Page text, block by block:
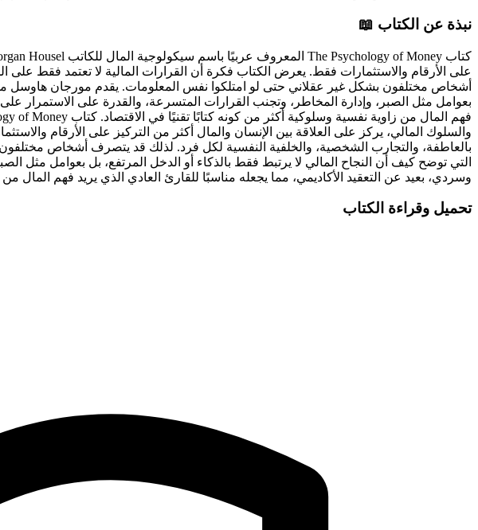
نبذة عن الكتاب 📖
على الأرقام والاستثمارات فقط. يعرض الكتاب فكرة أن القرارات المالية لا تعتمد فقط على
أشخاص مختلفون بشكل غير عقلاني حتى لو امتلكوا نفس المعلومات. يقدم مورجان هاوسل
بعوامل مثل الصبر، وإدارة المخاطر، وتجنب القرارات المتسرعة، والقدرة على الاستمرار
فهم المال من زاوية نفسية وسلوكية أكثر من كونه كتابًا تقنيًا في الاقتصاد.
والسلوك المالي، يركز على العلاقة بين الإنسان والمال أكثر من التركيز على الأرقام
بالعاطفة، والتجارب الشخصية، والخلفية النفسية لكل فرد. لذلك قد يتصرف أشخاص
التي توضح كيف أن النجاح المالي لا يرتبط فقط بالذكاء أو الدخل المرتفع، بل بعوامل مثل
وسردي، بعيد عن التعقيد الأكاديمي، مما يجعله مناسبًا للقارئ العادي الذي يريد فهم المال
تحميل وقراءة الكتاب